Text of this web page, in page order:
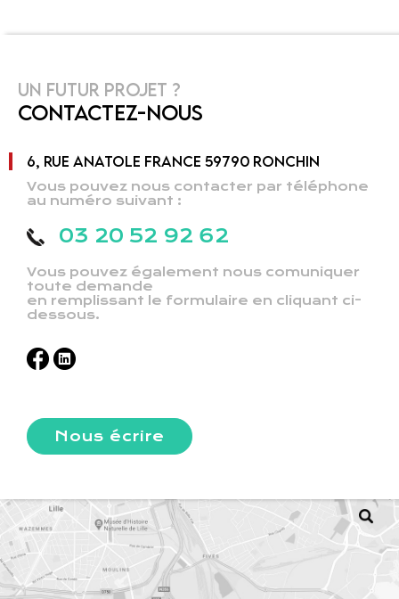
UN FUTUR PROJET ?
CONTACTEZ-NOUS
6, RUE ANATOLE FRANCE 59790 RONCHIN
Vous pouvez nous contacter par téléphone
au numéro suivant :
03 20 52 92 62
Vous pouvez également nous comuniquer
toute demande
en remplissant le formulaire en cliquant ci-
dessous.
Nous écrire